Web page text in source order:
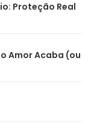
Proteção Real
Amor Acaba (ou